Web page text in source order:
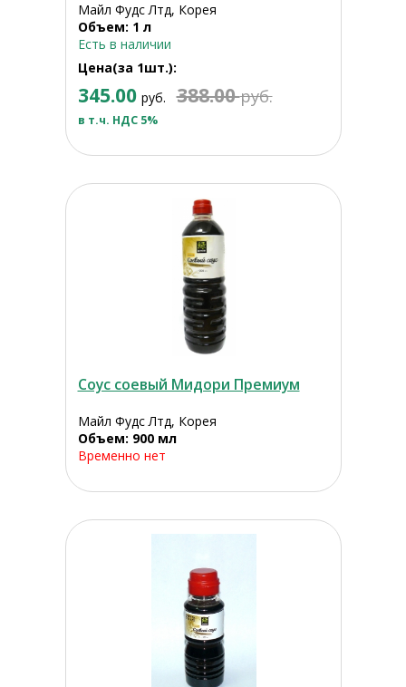
Майл Фудс Лтд, Корея
Объем: 1 л
Есть в наличии
Цена(за 1шт.):
345.00 руб. 388.00руб.
в т.ч. НДС 5%
Соус соевый Мидори Премиум
Майл Фудс Лтд, Корея
Объем: 900 мл
Временно нет